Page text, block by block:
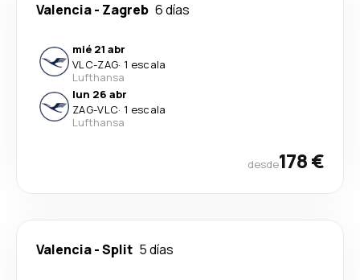
Valencia- Zagreb 6 días
mié 21 abr
VLC-ZAG· 1 escala
Lufthansa
lun 26 abr
ZAG-VLC· 1 escala
Lufthansa
desde178 €
Valencia-Split 5 días